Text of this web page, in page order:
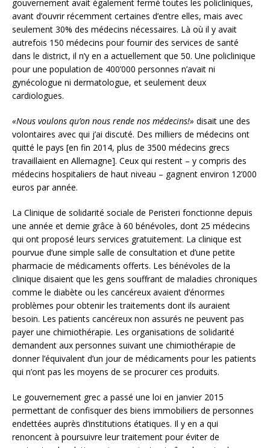
gouvernement avait également fermé toutes les policliniques,
avant d’ouvrir récemment certaines d’entre elles, mais avec
seulement 30% des médecins nécessaires. Là où il y avait
autrefois 150 médecins pour fournir des services de santé
dans le district, il n’y en a actuellement que 50. Une policlinique
pour une population de 400’000 personnes n’avait ni
gynécologue ni dermatologue, et seulement deux
cardiologues.
«Nous voulons qu’on nous rende nos médecins!» disait une des
volontaires avec qui j’ai discuté. Des milliers de médecins ont
quitté le pays [en fin 2014, plus de 3500 médecins grecs
travaillaient en Allemagne]. Ceux qui restent – y compris des
médecins hospitaliers de haut niveau – gagnent environ 12’000
euros par année.
La Clinique de solidarité sociale de Peristeri fonctionne depuis
une année et demie grâce à 60 bénévoles, dont 25 médecins
qui ont proposé leurs services gratuitement. La clinique est
pourvue d’une simple salle de consultation et d’une petite
pharmacie de médicaments offerts. Les bénévoles de la
clinique disaient que les gens souffrant de maladies chroniques
comme le diabète ou les cancéreux avaient d’énormes
problèmes pour obtenir les traitements dont ils auraient
besoin. Les patients cancéreux non assurés ne peuvent pas
payer une chimiothérapie. Les organisations de solidarité
demandent aux personnes suivant une chimiothérapie de
donner l’équivalent d’un jour de médicaments pour les patients
qui n’ont pas les moyens de se procurer ces produits.
Le gouvernement grec a passé une loi en janvier 2015
permettant de confisquer des biens immobiliers de personnes
endettées auprès d’institutions étatiques. Il y en a qui
renoncent à poursuivre leur traitement pour éviter de